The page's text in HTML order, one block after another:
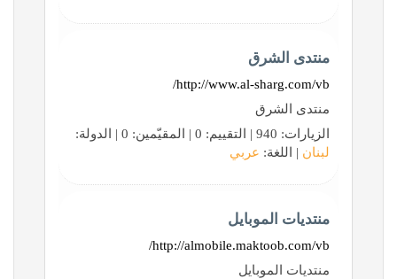
منتدى الشرق
http://www.al-sharg.com/vb/
منتدى الشرق
الزيارات: 940 | التقييم: 0 | المقيّمين: 0 | الدولة:
لبنان | اللغة: عربي
منتديات الموبايل
http://almobile.maktoob.com/vb/
منتديات الموبايل